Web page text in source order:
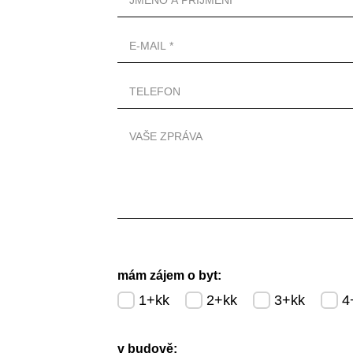
mám zájem o byt:
1+kk 2+kk 3+kk
v budově: